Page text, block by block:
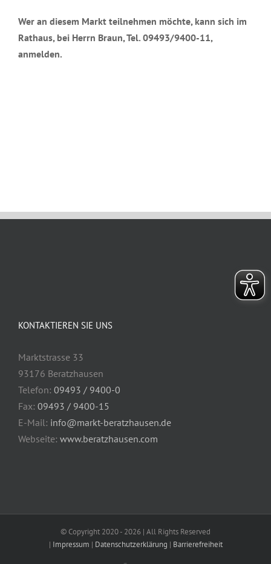
Wer an diesem Markt teilnehmen möchte, kann sich im
Rathaus, bei Herrn Braun, Tel. 09493/9400-11,
anmelden.
KONTAKTIEREN SIE UNS
Marktstrasse 33
93176 Beratzhausen
Telefon: 09493 / 9400-0
Fax: 09493 / 9400-15
E-Mail: info@markt-beratzhausen.de
Webseite: www.beratzhausen.com
© Copyright 2020 - 2026 | All Rights Reserved
| Impressum | Datenschutzerklärung | Barrierefreiheit